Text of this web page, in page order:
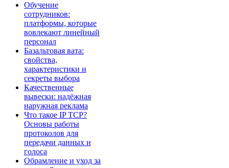
Обучение
сотрудников:
платформы, которые
вовлекают линейный
персонал
Базальтовая вата:
свойства,
характеристики и
секреты выбора
Качественные
вывески: надёжная
наружная реклама
Что такое IP TCP?
Основы работы
протоколов для
передачи данных и
голоса
Обрамление и уход за